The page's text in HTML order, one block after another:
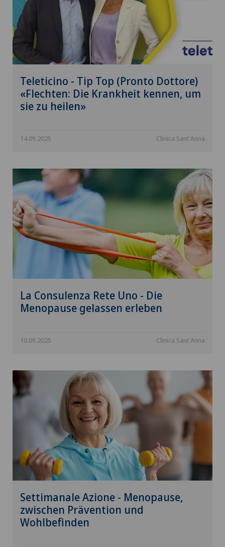
Teleticino - Tip Top (Pronto Dottore)
«Flechten: Die Krankheit kennen, um
sie zu heilen»
14.09.2025 Clinica Sant'Anna
La Consulenza Rete Uno - Die
Menopause gelassen erleben
10.09.2025 Clinica Sant'Anna
Settimanale Azione - Menopause,
zwischen Prävention und
Wohlbefinden